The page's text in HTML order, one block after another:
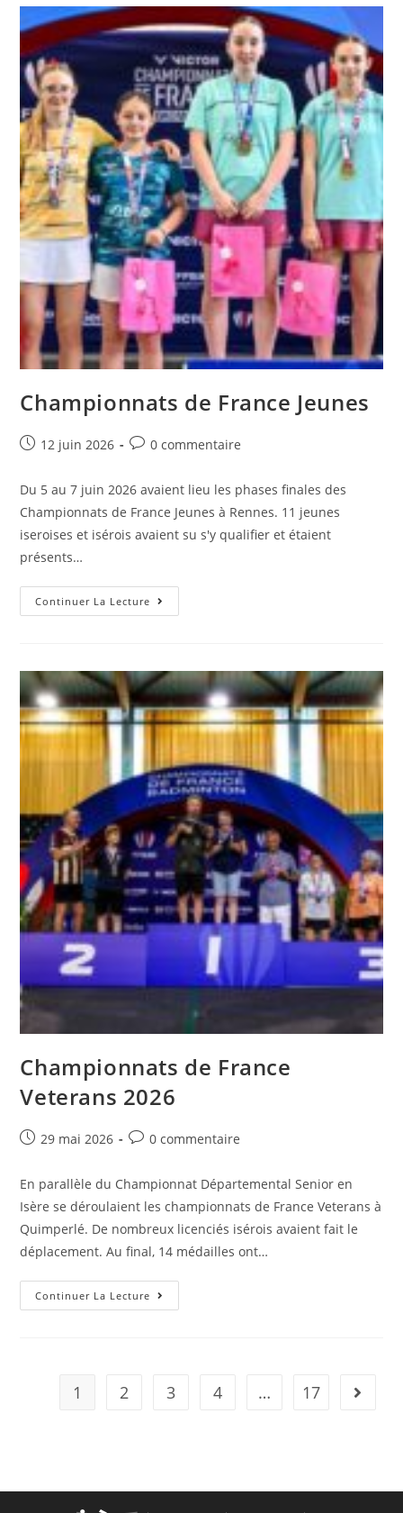
Championnats de France Jeunes
Post12 juin 2026
Post0 commentaire
Du 5 au 7 juin 2026 avaient lieu les phases finales des
Championnats de France Jeunes à Rennes. 11 jeunes
iseroises et isérois avaient su s'y qualifier et étaient
présents…
Continuer La Lecture Championnats
De
Championnats de France
Veterans 2026
Post29 mai 2026
Post0 commentaire
En parallèle du Championnat Départemental Senior en
Isère se déroulaient les championnats de France Veterans à
Quimperlé. De nombreux licenciés isérois avaient fait le
déplacement. Au final, 14 médailles ont…
Continuer La Lecture Championnats
De
1 2 3 4 … 17 Aller à